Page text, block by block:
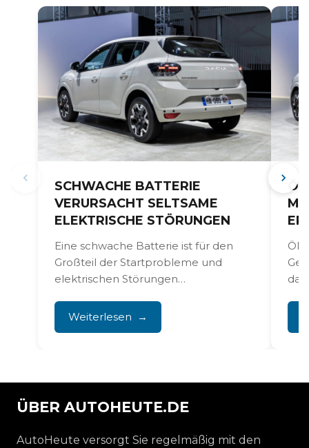
SCHWACHE BATTERIE
VERURSACHT SELTSAME
ELEKTRISCHE STÖRUNGEN
Eine schwache Batterie ist für den
Großteil der Startprobleme und
elektrischen Störungen
Denken Sie an eine...
Weiterlesen
ÜBER AUTOHEUTE.DE
AutoHeute versorgt Sie regelmäßig mit den